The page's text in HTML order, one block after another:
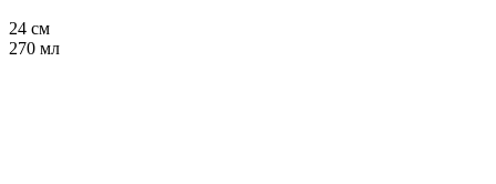
24 см
270 мл